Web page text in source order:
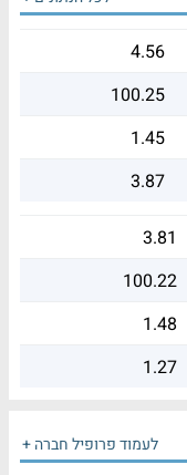
4.56
100.25
1.45
3.87
3.81
100.22
1.48
1.27
לעמוד פרופיל חברה +